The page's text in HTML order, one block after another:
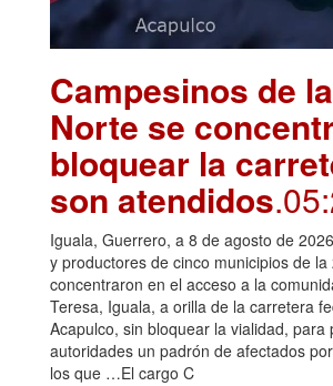
Campesinos de
Norte se
bloquear la
son atendidos
Iguala, Guerrero, a 8 de agosto de
y productores de cinco municipios de
concentraron en el acceso a la
Teresa, Iguala, a orilla de la carretera
Acapulco, sin bloquear la vialidad, para
autoridades un padrón de afectados
los que …El cargo C